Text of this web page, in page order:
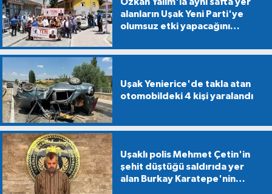
alanların Uşak Yeni Parti'ye
olumsuz etki yapacağını
Uşak Yenierice'de takla atan
otomobildeki 4 kişi yaralandı
Uşaklı polis Mehmet Çetin'in
şehit düştüğü saldırıda yer
alan Burkay Karatepe'nin